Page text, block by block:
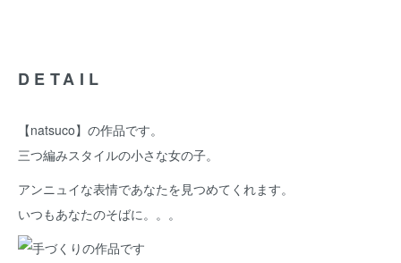
DETAIL
【natsuco】の作品です。
三つ編みスタイルの小さな女の子。
アンニュイな表情であなたを見つめてくれます。
いつもあなたのそばに。。。